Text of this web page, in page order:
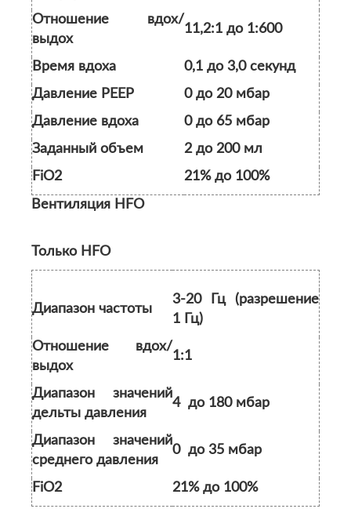
Отношение вдох/
выдох
11,2:1 до 1:600
Время вдоха
0,1 до 3,0 секунд
Давление PEEP
0 до 20 мбар
Давление вдоха
0 до 65 мбар
Заданный объем
2 до 200 мл
FiO2
21% до 100%
Вентиляция HFO
Только HFO
Диапазон частоты
3-20 Гц (разрешение
1 Гц)
Отношение вдох/
выдох
1:1
Диапазон значений
дельты давления
4 до 180 мбар
Диапазон значений
среднего давления
0 до 35 мбар
FiO2 21% до 100%